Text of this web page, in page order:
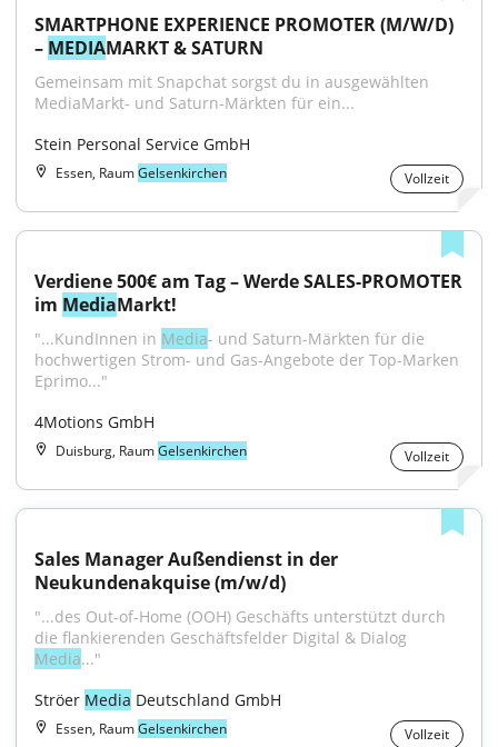
SMARTPHONE EXPERIENCE PROMOTER (M/W/D)
– MEDIAMARKT & SATURN
Gemeinsam mit Snapchat sorgst du in ausgewählten
MediaMarkt- und Saturn-Märkten für ein...
Stein Personal Service GmbH
Essen, RaumGelsenkirchen Vollzeit
Verdiene 500€ am Tag – Werde SALES-PROMOTER
im MediaMarkt!
"...KundInnen in Media- und Saturn-Märkten für die
hochwertigen Strom- und Gas-Angebote der Top-Marken
Eprimo..."
4Motions GmbH
Duisburg, RaumGelsenkirchen Vollzeit
Sales Manager Außendienst in der
Neukundenakquise (m/w/d)
"...des Out-of-Home (OOH) Geschäfts unterstützt durch
Media..."
Ströer Media Deutschland GmbH
Essen, RaumGelsenkirchen Vollzeit